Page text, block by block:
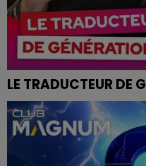
LE TRADUCTEUR
C'EST CARRÉ